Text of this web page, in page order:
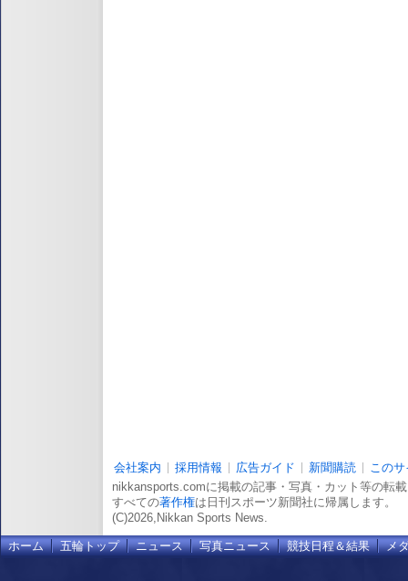
会社案内 採用情報 広告ガイド 新聞購読
この
nikkansports.comに掲載の記事・写真・カット等の転
すべての著作権は日刊スポーツ新聞社に帰属します。
(C)2026,Nikkan Sports News.
ホーム 五輪トップ ニュース 写真ニュース 競技日程＆結果 メ